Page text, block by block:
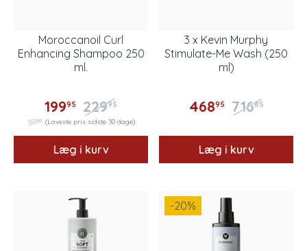
Moroccanoil Curl
Enhancing Shampoo 250
ml.
19995 22995
18396 (Laveste pris sidste 30 dage)
Læg i kurv
3 x Kevin Murphy
Stimulate-Me Wash (250
ml)
46895 71685
Læg i kurv
-20%